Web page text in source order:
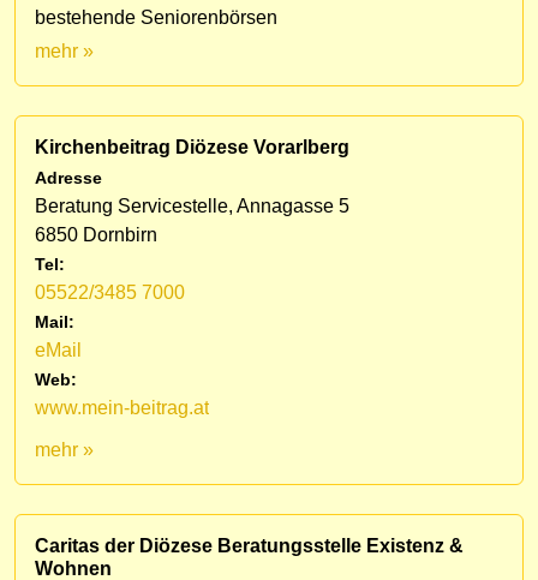
bestehende Seniorenbörsen
mehr »
Kirchenbeitrag Diözese Vorarlberg
Adresse
Beratung Servicestelle, Annagasse 5
6850 Dornbirn
Tel:
05522/3485 7000
Mail:
eMail
Web:
www.mein-beitrag.at
mehr »
Caritas der Diözese Beratungsstelle Existenz &
Wohnen